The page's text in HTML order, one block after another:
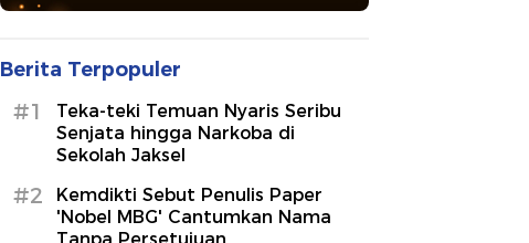
Berita Terpopuler
#1
Teka-teki Temuan Nyaris Seribu
Senjata hingga Narkoba di
Sekolah Jaksel
#2
Kemdikti Sebut Penulis Paper
'Nobel MBG' Cantumkan Nama